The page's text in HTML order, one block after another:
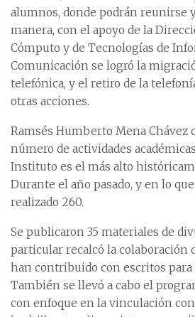
alumnos, donde podrán reunirse
manera, con el apoyo de la
Cómputo y de Tecnologías de
Comunicación se logró la
telefónica, y el retiro de la
otras acciones.
Ramsés Humberto Mena Chávez
número de actividades
Instituto es el más alto
Durante el año pasado, y en lo
realizado 260.
Se publicaron 35 materiales de
particular recalcó la colaboración
han contribuido con escritos para
También se llevó a cabo el
con enfoque en la vinculación